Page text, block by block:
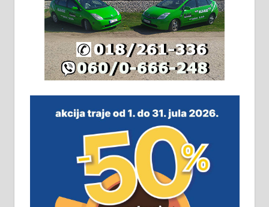
Издајем комплетно опремљену
халу на Житковачком путу, на
плацу површине око 7 ари.
064/321-80-51; 063/102-35-25
м2 са плацем од 8 ари у Зеленом
виру у Алексинцу. Могућа
замена. 064/21-63-584
ПОСЛОВНИ ОГЛАСИ